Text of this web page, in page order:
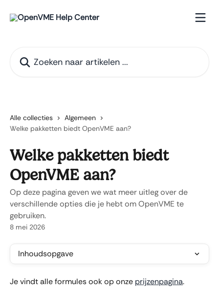
Alle collecties
Algemeen
Welke pakketten biedt OpenVME aan?
Welke pakketten biedt
OpenVME aan?
Op deze pagina geven we wat meer uitleg over de
verschillende opties die je hebt om OpenVME te
gebruiken.
8 mei 2026
Inhoudsopgave
Je vindt alle formules ook op onze prijzenpagina.